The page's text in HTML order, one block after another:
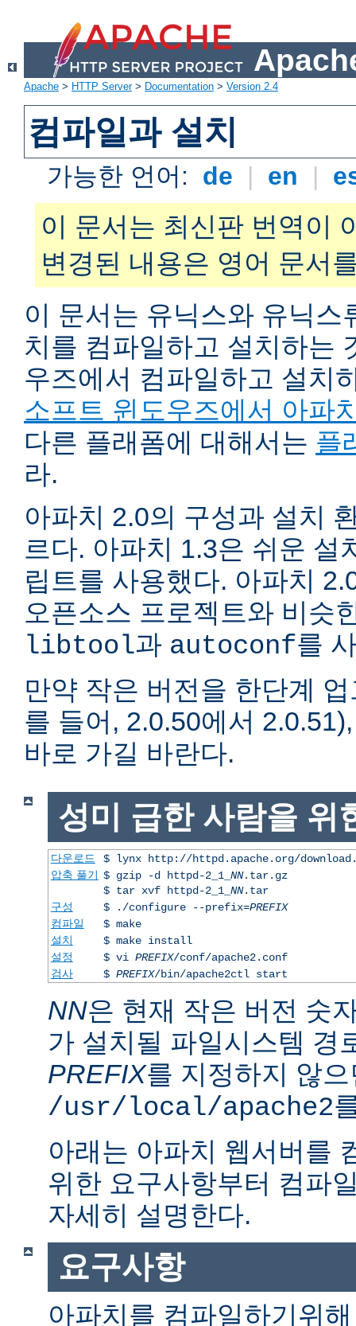
Apache > HTTP Server> Documentation > Version 2.4
컴파일과 설치
가능한 언어: de | en |
이 문서는 최신판 번역이
변경된 내용은 영어 문서
이 문서는 유닉스와 유닉스
치를 컴파일하고 설치하는
우즈에서 컴파일하고 설치
소프트 윈도우즈에서 아파
다른 플래폼에 대해서는 플
라.
아파치 2.0의 구성과 설치
르다. 아파치 1.3은 쉬운 설
립트를 사용했다. 아파치
오픈소스 프로젝트와 비슷
libtool과 autoconf를
만약 작은 버전을 한단계
를 들어, 2.0.50에서
바로 가길 바란다.
성미 급한 사람을 위
다운로드
$ lynx http://httpd.apache.org/
압축 풀기 $ gzip -d httpd-2_1_ NN.tar.gz
$ tar xvf httpd-2_1_ NN.tar
구성
$ ./configure --prefix=PREFIX
컴파일
$ make
설치
$ make install
설정
$ vi PREFIX/conf/apache2.conf
검사
$ PREFIX/bin/apache2ctl start
NN은 현재 작은 버전 숫
가 설치될 파일시스템 경
PREFIX를 지정하지 않
/usr/local/apache2
아래는 아파치 웹서버를
위한 요구사항부터 컴파
자세히 설명한다.
요구사항
아파치를 컴파일하기위